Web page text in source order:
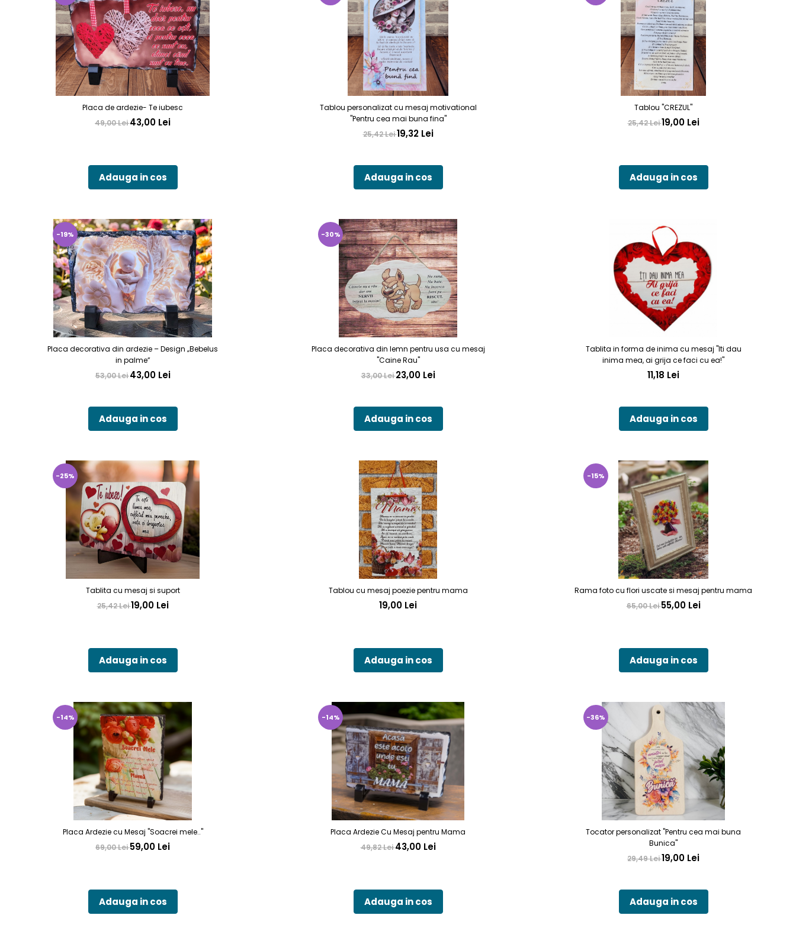
Placa de ardezie- Te iubesc
49,00 Lei43,00 Lei
Adauga in cos
Tablou personalizat cu mesaj motivational
"Pentru cea mai buna fina"
25,42 Lei19,32 Lei
Adauga in cos
Tablou "CREZUL"
25,42 Lei19,00 Lei
Adauga in cos
-19%
Placa decorativa din ardezie – Design „Bebelus
in palme”
53,00 Lei43,00 Lei
Adauga in cos
-30%
Placa decorativa din lemn pentru usa cu mesaj
"Caine Rau"
33,00 Lei23,00 Lei
Adauga in cos
Tablita in forma de inima cu mesaj "Iti dau
inima mea, ai grija ce faci cu ea!"
11,18 Lei
Adauga in cos
-25%
Tablita cu mesaj si suport
25,42 Lei19,00 Lei
Adauga in cos
Tablou cu mesaj poezie pentru mama
19,00 Lei
Adauga in cos
-15%
Rama foto cu flori uscate si mesaj pentru mama
65,00 Lei55,00 Lei
Adauga in cos
-14%
Placa Ardezie cu Mesaj "Soacrei mele.."
69,00 Lei59,00 Lei
Adauga in cos
-14%
Placa Ardezie Cu Mesaj pentru Mama
49,82 Lei43,00 Lei
Adauga in cos
-36%
Tocator personalizat "Pentru cea mai buna
Bunica"
29,49 Lei19,00 Lei
Adauga in cos